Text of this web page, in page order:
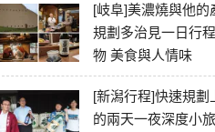
[岐阜]美濃燒與他的
規劃多治見一日行
物 美食與人情味
[新潟行程]快速規劃
的兩天一夜深度小